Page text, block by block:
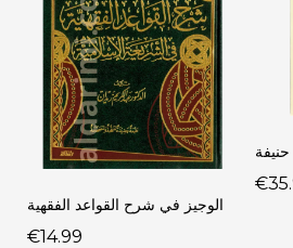
الوجيز في شرح القواعد الفقهية
€14.99